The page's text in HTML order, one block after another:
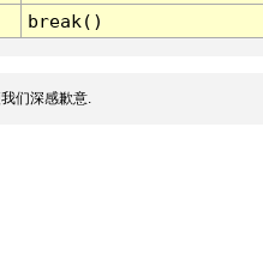
break()
们深感歉意.